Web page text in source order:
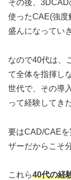
その後、
使ったCAE(強度
盛んになってい
なので40代は、
て全体を指揮し
世代で、その導
って経験してき
要はCAD/CAE
ザーだからこそ
これら40代の経